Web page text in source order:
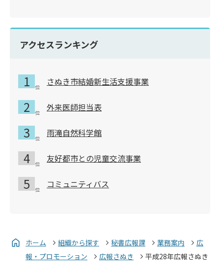
アクセスランキング
さぬき市結婚新生活支援事業
外来医師担当表
雨滝自然科学館
友好都市との児童交流事業
コミュニティバス
ホーム 組織から探す 秘書広報課 業務案内
広
報・プロモーション
広報さぬき 平成28年広報さぬき